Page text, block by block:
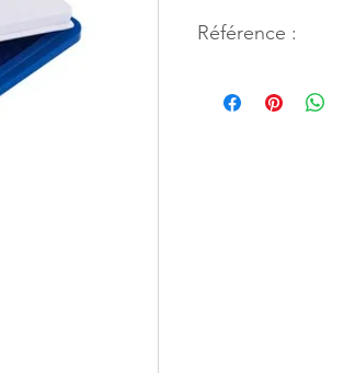
Référence :